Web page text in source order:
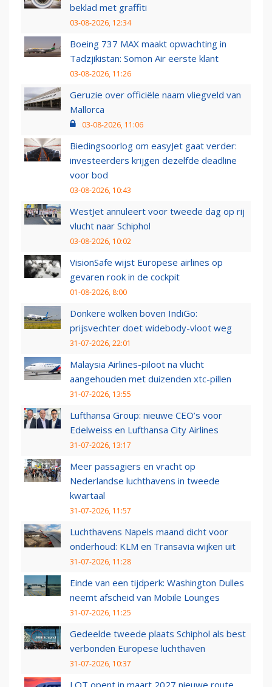
beklad met graffiti
03-08-2026, 12:34
Boeing 737 MAX maakt opwachting in
Tadzjikistan: Somon Air eerste klant
03-08-2026, 11:26
Geruzie over officiële naam vliegveld van
Mallorca
03-08-2026, 11:06
Biedingsoorlog om easyJet gaat verder:
investeerders krijgen dezelfde deadline
voor bod
03-08-2026, 10:43
WestJet annuleert voor tweede dag op rij
vlucht naar Schiphol
03-08-2026, 10:02
VisionSafe wijst Europese airlines op
gevaren rook in de cockpit
01-08-2026, 8:00
Donkere wolken boven IndiGo:
prijsvechter doet widebody-vloot weg
31-07-2026, 22:01
Malaysia Airlines-piloot na vlucht
aangehouden met duizenden xtc-pillen
31-07-2026, 13:55
Lufthansa Group: nieuwe CEO’s voor
Edelweiss en Lufthansa City Airlines
31-07-2026, 13:17
Meer passagiers en vracht op
Nederlandse luchthavens in tweede
kwartaal
31-07-2026, 11:57
Luchthavens Napels maand dicht voor
onderhoud: KLM en Transavia wijken uit
31-07-2026, 11:28
Einde van een tijdperk: Washington Dulles
neemt afscheid van Mobile Lounges
31-07-2026, 11:25
Gedeelde tweede plaats Schiphol als best
verbonden Europese luchthaven
31-07-2026, 10:37